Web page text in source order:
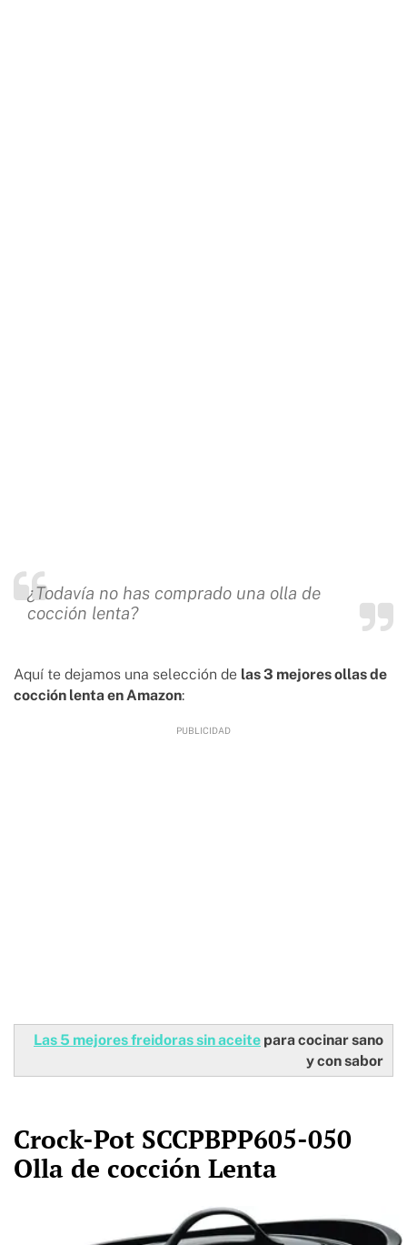
¿Todavía no has comprado una olla de
cocción lenta?
Aquí te dejamos una selección de las 3 mejores ollas de
cocción lenta en Amazon:
Las 5 mejores freidoras sin aceite para cocinar sano
y con sabor
Crock-Pot SCCPBPP605-050
Olla de cocción Lenta